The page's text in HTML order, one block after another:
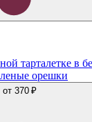
тарталетке в
орешки
от 370 ₽